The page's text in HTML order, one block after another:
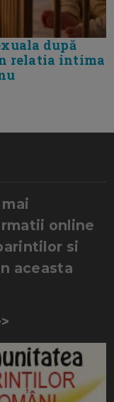
după
relatia intima
online
si
aceasta